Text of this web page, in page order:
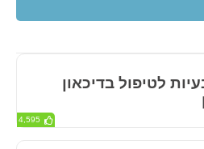
לטיפול בדיכאון
4,595